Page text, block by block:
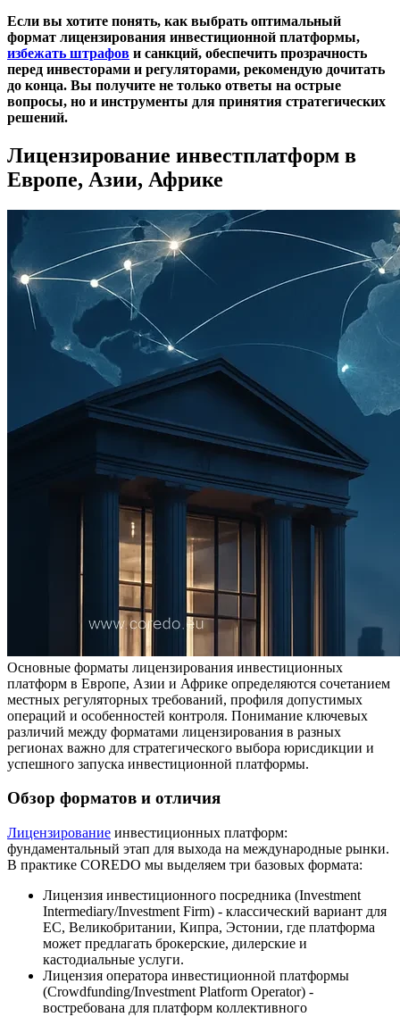
Международные стандарты и лучшие практики
Юридическая ответственность за нарушения
Масштабирование инвестплатформы:
Масштабирование без нарушения закона
Ключевые выводы и рекомендации для бизнеса
FAQ: Ответы на вопросы
Если вы хотите понять, как выбрать оптимальный
формат лицензирования инвестиционной платформы,
избежать штрафов и санкций, обеспечить прозрачность
перед инвесторами и регуляторами, рекомендую дочитать
до конца. Вы получите не только ответы на острые
вопросы, но и инструменты для принятия стратегических
решений.
Лицензирование инвестплатформ в
Европе, Азии, Африке
Основные форматы лицензирования инвестиционных
платформ в Европе, Азии и Африке определяются сочетанием
местных регуляторных требований, профиля допустимых
операций и особенностей контроля. Понимание ключевых
различий между форматами лицензирования в разных
регионах важно для стратегического выбора юрисдикции и
успешного запуска инвестиционной платформы.
Обзор форматов и отличия
Лицензирование инвестиционных платформ:
фундаментальный этап для выхода на международные рынки.
В практике COREDO мы выделяем три базовых формата:
Лицензия инвестиционного посредника (Investment
Intermediary/Investment Firm) - классический вариант для
ЕС, Великобритании, Кипра, Эстонии, где платформа
может предлагать брокерские, дилерские и
кастодиальные услуги.
Лицензия оператора инвестиционной платформы
(Crowdfunding/Investment Platform Operator) -
востребована для платформ коллективного